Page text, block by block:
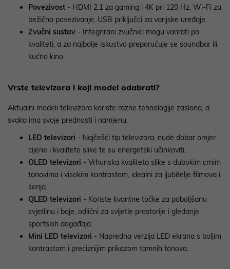
Povezivost - HDMI 2.1 za gaming i 4K pri 120 Hz, Wi-Fi za
bežično povezivanje, USB priključci za vanjske uređaje.
Zvučni sustav - Integrirani zvučnici mogu varirati po
kvaliteti, a za najbolje iskustvo preporučuje se soundbar ili
kućno kino.
Vrste televizora i koji model odabrati?
Aktualni modeli televizora koriste razne tehnologije zaslona, a
svaka ima svoje prednosti i namjenu:
LED televizori - Najčešći tip televizora, nude dobar omjer
cijene i kvalitete slike te su energetski učinkoviti.
OLED televizori - Vrhunska kvaliteta slike s dubokim crnim
tonovima i visokim kontrastom, idealni za ljubitelje filmova i
serija.
QLED televizori - Koriste kvantne točke za poboljšanu
svjetlinu i boje, odlični za svijetle prostorije i gledanje
sportskih događaja.
Mini LED televizori - Napredna verzija LED ekrana s boljim
kontrastom i preciznijim prikazom tamnih tonova.